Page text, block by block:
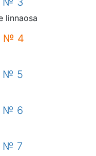
linnaosa
№ 4
№ 5
№ 6
№ 7